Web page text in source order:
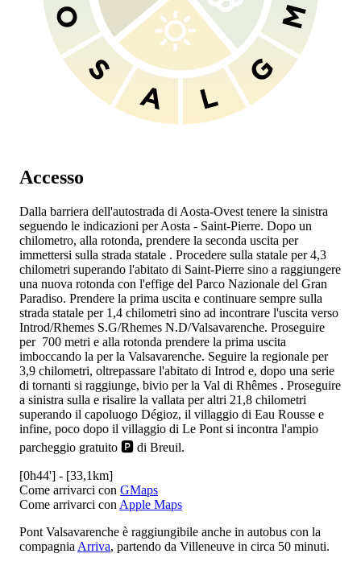
Accesso
Dalla barriera dell'autostrada di Aosta-Ovest tenere la sinistra
seguendo le indicazioni per Aosta - Saint-Pierre. Dopo un
chilometro, alla rotonda, prendere la seconda uscita per
immettersi sulla strada statale . Procedere sulla statale per 4,3
chilometri superando l'abitato di Saint-Pierre sino a raggiungere
una nuova rotonda con l'effige del Parco Nazionale del Gran
Paradiso. Prendere la prima uscita e continuare sempre sulla
strada statale per 1,4 chilometri sino ad incontrare l'uscita verso
Introd/Rhemes S.G/Rhemes N.D/Valsavarenche. Proseguire
per 700 metri e alla rotonda prendere la prima uscita
imboccando la per la Valsavarenche. Seguire la regionale per
3,9 chilometri, oltrepassare l'abitato di Introd e, dopo una serie
di tornanti si raggiunge, bivio per la Val di Rhêmes . Proseguire
a sinistra sulla e risalire la vallata per altri 21,8 chilometri
superando il capoluogo Dégioz, il villaggio di Eau Rousse e
infine, poco dopo il villaggio di Le Pont si incontra l'ampio
parcheggio gratuito 🅿️ di Breuil.
[0h44'] - [33,1km]
Come arrivarci con GMaps
Come arrivarci con Apple Maps
Pont Valsavarenche è raggiungibile anche in autobus con la
compagnia Arriva, partendo da Villeneuve in circa 50 minuti.